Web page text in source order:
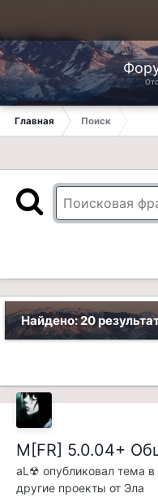
Главная Поиск
Найдено: 20
M[FR] 5.0.04+
aL☢ опубликовал тема в
другие проекты от Эла